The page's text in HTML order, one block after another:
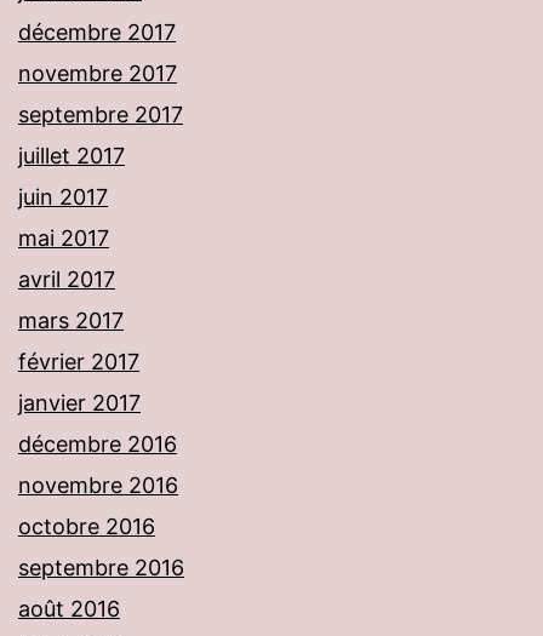
décembre 2017
novembre 2017
septembre 2017
juillet 2017
juin 2017
mai 2017
avril 2017
mars 2017
février 2017
janvier 2017
décembre 2016
novembre 2016
octobre 2016
septembre 2016
août 2016